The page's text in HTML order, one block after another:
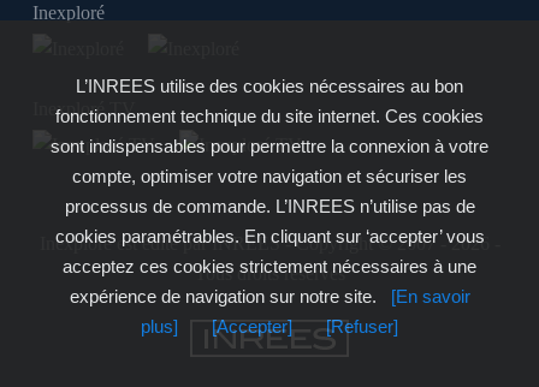
Inexploré
Inexploré TV
Inexploré est édité par INREES - Copyright © 2007 - 2026 -
Tous droits réservés
L’INREES utilise des cookies nécessaires au bon
fonctionnement technique du site internet. Ces cookies
sont indispensables pour permettre la connexion à votre
compte, optimiser votre navigation et sécuriser les
processus de commande. L’INREES n’utilise pas de
cookies paramétrables. En cliquant sur ‘accepter’ vous
acceptez ces cookies strictement nécessaires à une
expérience de navigation sur notre site.
[En savoir
plus]
[Accepter] [Refuser]